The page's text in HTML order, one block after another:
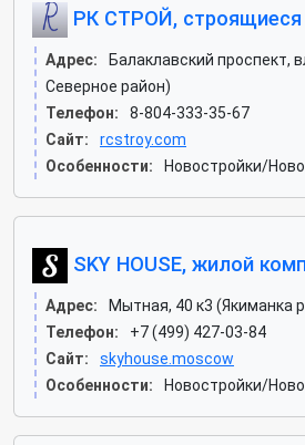
РК СТРОЙ,
Адрес:
Балаклавский проспект,
Северное район)
Телефон:
8-804-333-35-67
Сайт:
rcstroy.com
Особенности:
Новостройки/
SKY HOUSE, жилой
Адрес:
Мытная, 40 к3 (Якиманка
Телефон:
+7 (499) 427-03-84
Сайт:
skyhouse.moscow
Особенности:
Новостройки/